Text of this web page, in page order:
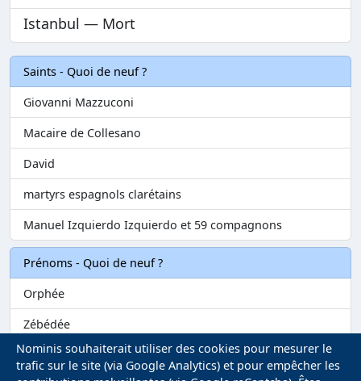
Istanbul — Mort
Saints - Quoi de neuf ?
Giovanni Mazzuconi
Macaire de Collesano
David
martyrs espagnols clarétains
Manuel Izquierdo Izquierdo et 59 compagnons
Prénoms - Quoi de neuf ?
Orphée
Zébédée
Melvil
Nominis souhaiterait utiliser des cookies pour mesurer le
trafic sur le site (via Google Analytics) et pour empêcher les